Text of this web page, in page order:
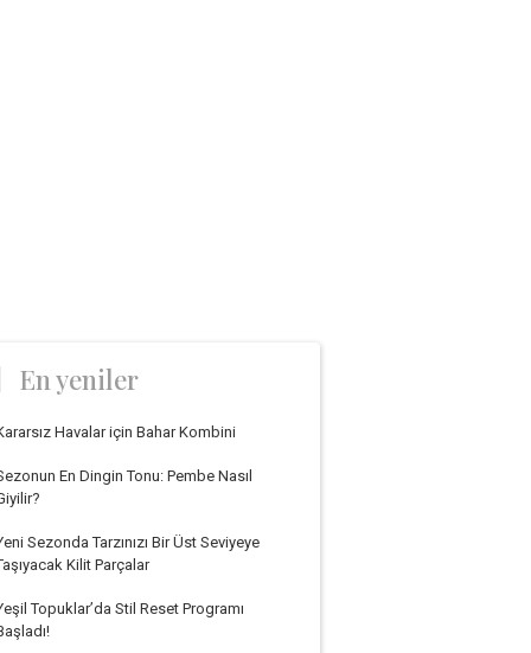
En yeniler
Havalar için Bahar Kombini
En Dingin Tonu: Pembe Nasıl
Sezonda Tarzınızı Bir Üst Seviyeye
Kilit Parçalar
Topuklar’da Stil Reset Programı